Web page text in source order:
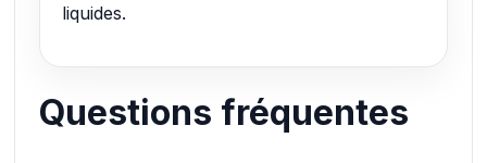
liquides.
Questions fréquentes